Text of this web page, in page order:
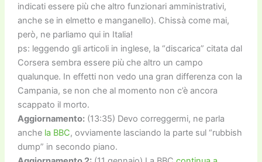
indicati essere più che altro funzionari amministrativi,
anche se in elmetto e manganello). Chissà come mai,
però, ne parliamo qui in Italia!
ps: leggendo gli articoli in inglese, la “discarica” citata dal
Corsera sembra essere più che altro un campo
qualunque. In effetti non vedo una gran differenza con la
Campania, se non che al momento non c’è ancora
scappato il morto.
Aggiornamento:(13:35) Devo correggermi, ne parla
anche la BBC, ovviamente lasciando la parte sul “rubbish
dump” in secondo piano.